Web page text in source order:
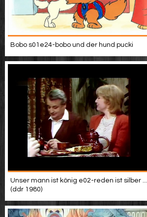
Bobo s01e24-bobo und der hund pucki
Unser mann ist könig e02-reden ist silber ...
(ddr 1980)